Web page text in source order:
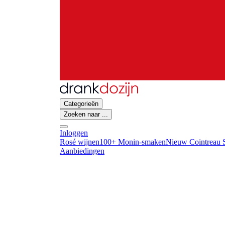
Categorieën
Zoeken naar ...
Inloggen
Rosé wijnen100+ Monin-smakenNieuw Cointreau
Aanbiedingen